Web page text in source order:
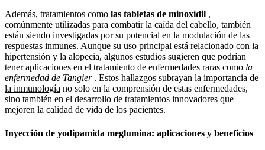
Además, tratamientos como las tabletas de minoxidil ,
comúnmente utilizadas para combatir la caída del cabello, también
están siendo investigadas por su potencial en la modulación de las
respuestas inmunes. Aunque su uso principal está relacionado con la
hipertensión y la alopecia, algunos estudios sugieren que podrían
tener aplicaciones en el tratamiento de enfermedades raras como la
enfermedad de Tangier. Estos hallazgos subrayan la importancia de
la inmunología no solo en la comprensión de estas enfermedades,
sino también en el desarrollo de tratamientos innovadores que
mejoren la calidad de vida de los pacientes.
Inyección de yodipamida meglumina: aplicaciones y beneficios